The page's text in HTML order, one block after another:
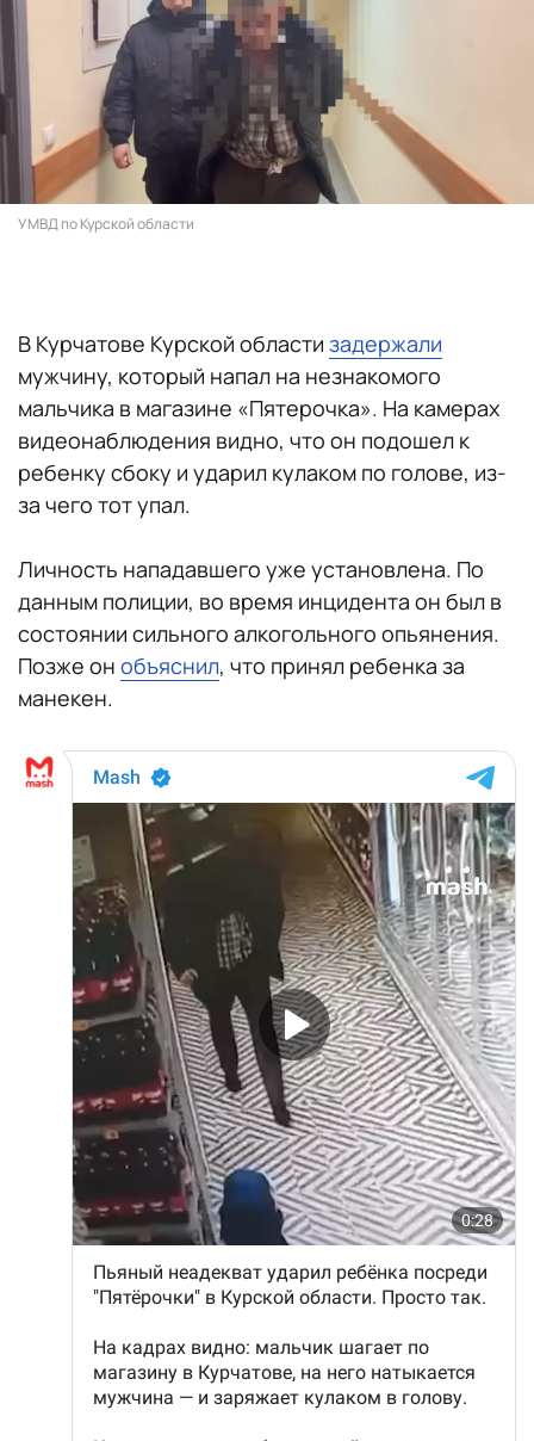
УМВД по Курской области
В Курчатове Курской области задержали
мужчину, который напал на незнакомого
мальчика в магазине «Пятерочка». На камерах
видеонаблюдения видно, что он подошел к
ребенку сбоку и ударил кулаком по голове, из-
за чего тот упал.
Личность нападавшего уже установлена. По
данным полиции, во время инцидента он был в
состоянии сильного алкогольного опьянения.
Позже он объяснил, что принял ребенка за
манекен.